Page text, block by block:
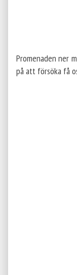
Promenaden ner
på att försöka få